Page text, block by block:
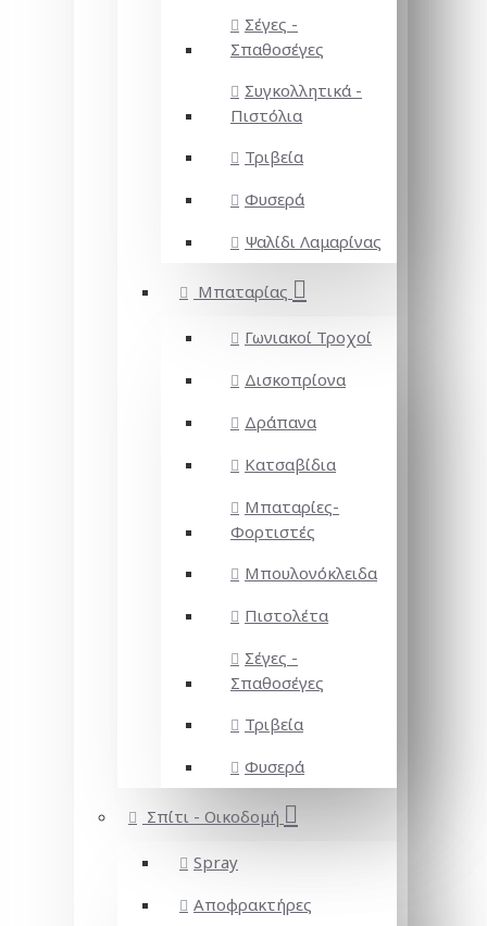
Σέγες -
Σπαθοσέγες
Συγκολλητικά -
Πιστόλια
Τριβεία
Φυσερά
Ψαλίδι Λαμαρίνας
Μπαταρίας
Γωνιακοί Τροχοί
Δισκοπρίονα
Δράπανα
Κατσαβίδια
Μπαταρίες-
Φορτιστές
Μπουλονόκλειδα
Πιστολέτα
Σέγες -
Σπαθοσέγες
Τριβεία
Φυσερά
Σπίτι - Οικοδομή
Spray
Αποφρακτήρες